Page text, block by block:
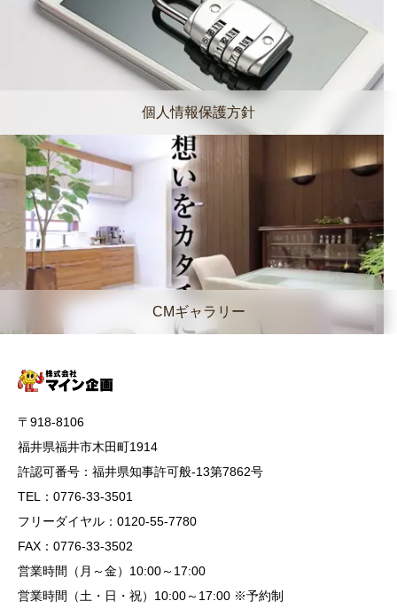
個人情報保護方針
CMギャラリー
〒918-8106
福井県福井市木田町1914
許認可番号：福井県知事許可般-13第7862号
TEL：0776-33-3501
フリーダイヤル：0120-55-7780
FAX：0776-33-3502
営業時間（月～金）10:00～17:00
営業時間（土・日・祝）10:00～17:00 ※予約制